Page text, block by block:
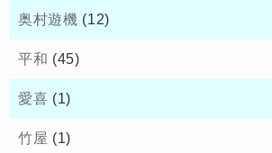
奥村遊機 (12)
平和 (45)
愛喜 (1)
竹屋 (1)